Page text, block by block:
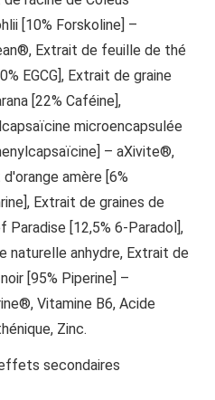
[10% Forskoline] –
Extrait de feuille de thé
EGCG], Extrait de graine
[22% Caféine],
microencapsulée
– aXivite®,
amère [6%
Extrait de graines de
Paradise [12,5% 6-Paradol],
naturelle anhydre, Extrait de
[95% Piperine] –
Vitamine B6, Acide
Zinc.
secondaires